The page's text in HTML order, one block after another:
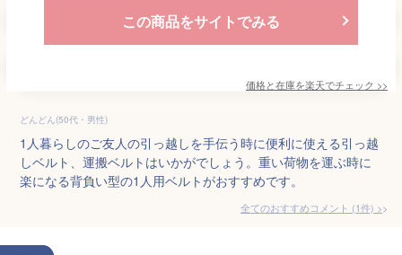
この商品をサイトでみる
価格と在庫を楽天でチェック >>
どんどん(50代・男性)
1人暮らしのご友人の引っ越しを手伝う時に便利に使える引っ越
しベルト、運搬ベルトはいかがでしょう。重い荷物を運ぶ時に
楽になる背負い型の1人用ベルトがおすすめです。
全てのおすすめコメント (1件) >